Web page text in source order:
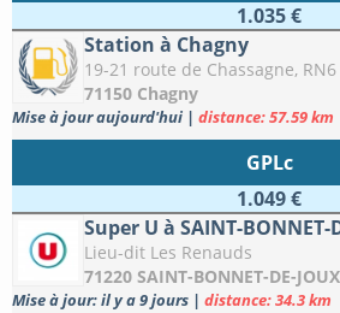
1.035 €
Station à Chagny
19-21 route de Chassagne, RN6
71150 Chagny
Mise à jour aujourd'hui | distance: 57.59 km
GPLc
1.049 €
Super U à SAINT-BONNET-
Lieu-dit Les Renauds
71220 SAINT-BONNET-DE-JOUX
Mise à jour: il y a 9 jours | distance: 34.3 km